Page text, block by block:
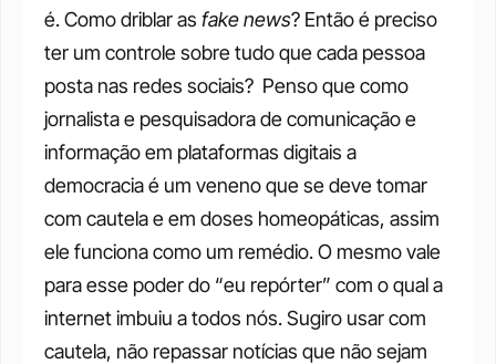
é. Como driblar as fake news? Então é preciso
ter um controle sobre tudo que cada pessoa
posta nas redes sociais? Penso que como
jornalista e pesquisadora de comunicação e
informação em plataformas digitais a
democracia é um veneno que se deve tomar
com cautela e em doses homeopáticas, assim
ele funciona como um remédio. O mesmo vale
para esse poder do “eu repórter” com o qual a
internet imbuiu a todos nós. Sugiro usar com
cautela, não repassar notícias que não sejam